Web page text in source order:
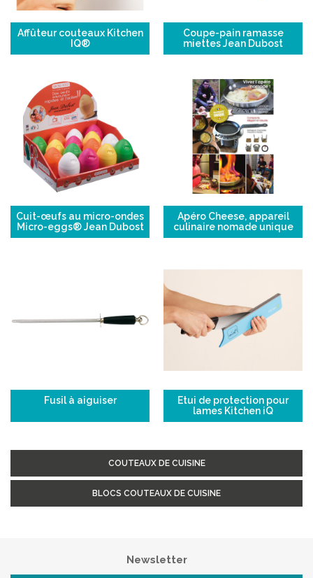
Affûteur couteaux Kitchen
IQ®
Coupe-pain ramasse
miettes Jean Dubost
Cuit-œufs au micro-ondes
Micro-eggs® Jean Dubost
Apéro Cheese, appareil
culinaire nomade unique
Fusil à aiguiser
Etui de protection pour
lames Kitchen iQ
COUTEAUX DE CUISINE
BLOCS COUTEAUX DE CUISINE
Newsletter